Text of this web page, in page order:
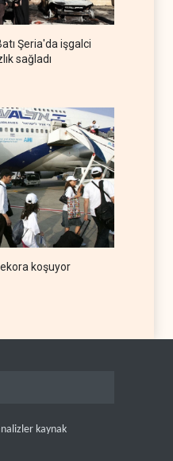
ertelemeler
riske atıyor
Şeria'da işgalci
sağladı
koşuyor
kaynak